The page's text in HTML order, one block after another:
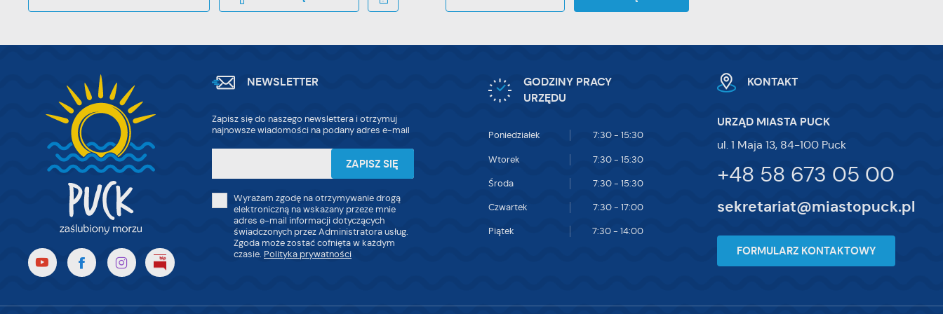
NEWSLETTER
Zapisz się do naszego newslettera i otrzymuj
najnowsze wiadomości na podany adres e-mail
Wyrażam zgodę na otrzymywanie drogą
elektroniczną na wskazany przeze mnie
adres e-mail informacji dotyczących
świadczonych przez Administratora usług.
Zgoda może zostać cofnięta w każdym
czasie. Polityka prywatności
GODZINY PRACY
URZĘDU
Poniedziałek 7:30 - 15:30
Wtorek 7:30 - 15:30
Środa 7:30 - 15:30
Czwartek 7:30 - 17:00
Piątek 7:30 - 14:00
KONTAKT
URZĄD MIASTA PUCK
ul. 1 Maja 13, 84-100 Puck
+48 58 673 05 00
sekretariat@miastopuck.pl
FORMULARZ KONTAKTOWY